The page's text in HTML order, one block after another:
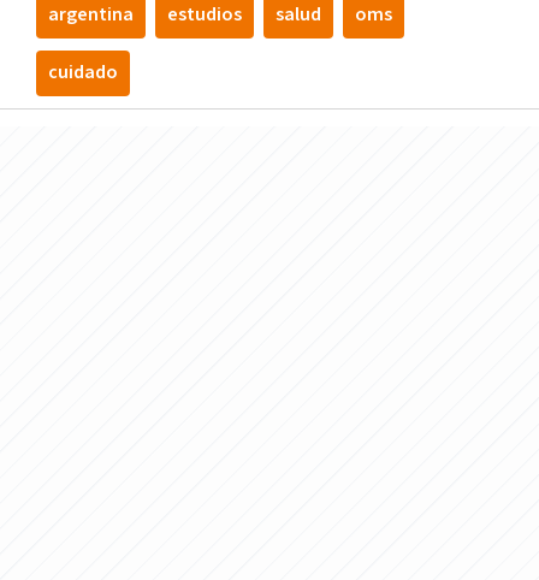
argentina estudios salud oms
cuidado